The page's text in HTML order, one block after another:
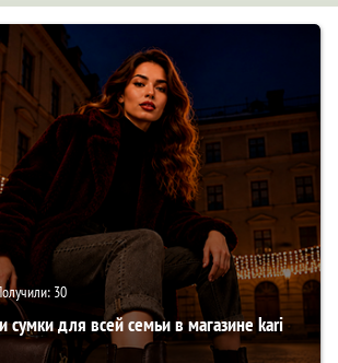
30
сумки для всей семьи в магазине kari